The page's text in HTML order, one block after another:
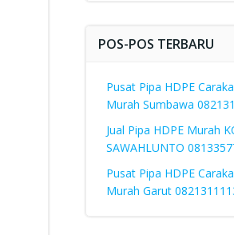
POS-POS TERBARU
Pusat Pipa HDPE
Murah Sumbawa
Jual Pipa HDPE Murah
SAWAHLUNTO
Pusat Pipa HDPE
Murah Garut